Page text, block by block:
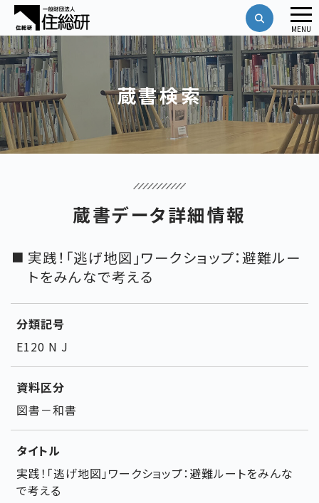
蔵書検索
蔵書データ詳細情報
実践！「逃げ地図」ワークショップ：避難ルー
トをみんなで考える
分類記号
E120 N J
資料区分
図書－和書
タイトル
実践！「逃げ地図」ワークショップ：避難ルートをみんな
で考える
メ
ニ
ュ
ー
MENU